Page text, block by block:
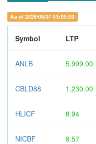
As of 2026/08/07 03:00:00
Symbol LTP
ANLB 5,999.00
CBLD88 1,230.00
HLICF 8.94
NICBF 9.57